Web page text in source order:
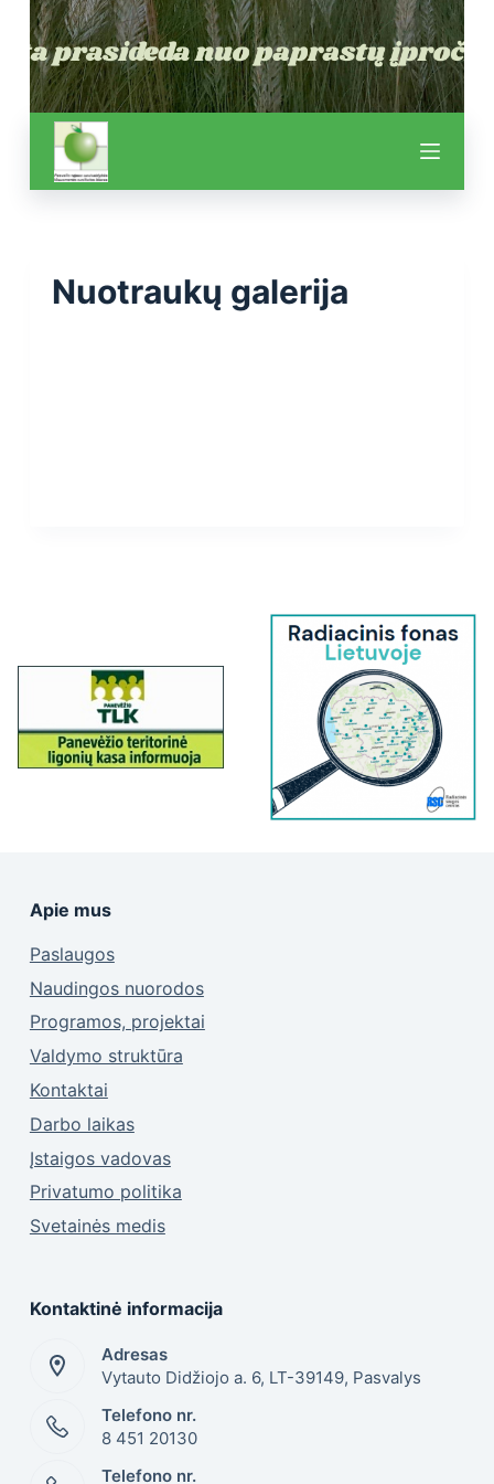
Nuotraukų galerija
Apie mus
Paslaugos
Naudingos nuorodos
Programos, projektai
Valdymo struktūra
Kontaktai
Darbo laikas
Įstaigos vadovas
Privatumo politika
Svetainės medis
Kontaktinė informacija
Adresas
Vytauto Didžiojo a. 6, LT-39149, Pasvalys
Telefono nr.
8 451 20130
Telefono nr.